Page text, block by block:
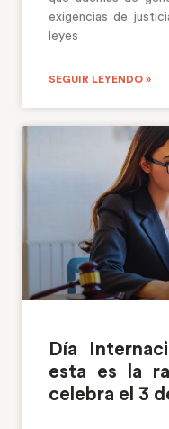
exigencias de
leyes
SEGUIR LEYENDO »
Día
esta es la
celebra el 3